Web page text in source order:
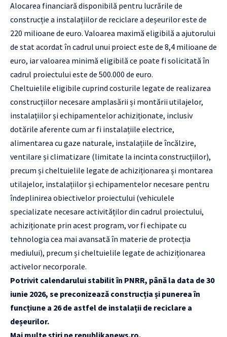
Alocarea financiară disponibilă pentru lucrările de
construcție a instalațiilor de reciclare a deșeurilor este de
220 milioane de euro. Valoarea maximă eligibilă a ajutorului
de stat acordat în cadrul unui proiect este de 8,4 milioane de
euro, iar valoarea minimă eligibilă ce poate fi solicitată în
cadrul proiectului este de 500.000 de euro.
Cheltuielile eligibile cuprind costurile legate de realizarea
construcțiilor necesare amplasării și montării utilajelor,
instalațiilor și echipamentelor achiziționate, inclusiv
dotările aferente cum ar fi instalațiile electrice,
alimentarea cu gaze naturale, instalațiile de încălzire,
ventilare și climatizare (limitate la incinta construcțiilor),
precum și cheltuielile legate de achiziționarea și montarea
utilajelor, instalațiilor și echipamentelor necesare pentru
îndeplinirea obiectivelor proiectului (vehiculele
specializate necesare activităților din cadrul proiectului,
achiziționate prin acest program, vor fi echipate cu
tehnologia cea mai avansată în materie de protecția
mediului), precum și cheltuielile legate de achiziționarea
activelor necorporale.
Potrivit calendarului stabilit în PNRR, până la data de 30
iunie 2026, se preconizează construcția și punerea în
funcțiune a 26 de astfel de instalații de reciclare a
deșeurilor.